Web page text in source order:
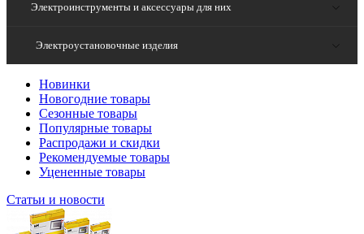
Электроинструменты и аксессуары для них
Электроустановочные изделия
Новинки
Новогодние товары
Сезонные товары
Популярные товары
Распродажи и скидки
Рекомендуемые товары
Уцененные товары
Статьи и новости